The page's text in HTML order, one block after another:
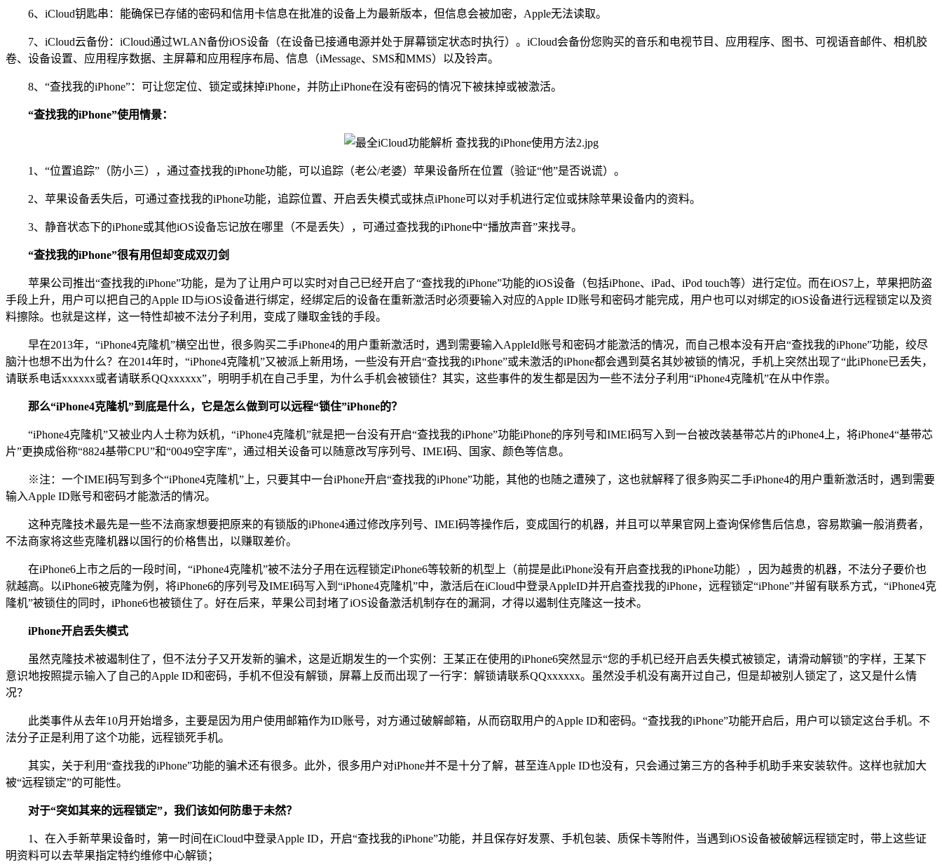
6、iCloud钥匙串：能确保已存储的密码和信用卡信息在批准的设备上为最新版本，但信息会被加密，Apple无法读取。
7、iCloud云备份：iCloud通过WLAN备份iOS设备（在设备已接通电源并处于屏幕锁定状态时执行）。iCloud会备份您购买的音乐和电视节目、应用程序、图书、可视语音邮件、相机胶
卷、设备设置、应用程序数据、主屏幕和应用程序布局、信息（iMessage、SMS和MMS）以及铃声。
8、“查找我的iPhone”：可让您定位、锁定或抹掉iPhone，并防止iPhone在没有密码的情况下被抹掉或被激活。
“查找我的iPhone”使用情景：
1、“位置追踪”（防小三），通过查找我的iPhone功能，可以追踪（老公/老婆）苹果设备所在位置（验证“他”是否说谎）。
2、苹果设备丢失后，可通过查找我的iPhone功能，追踪位置、开启丢失模式或抹点iPhone可以对手机进行定位或抹除苹果设备内的资料。
3、静音状态下的iPhone或其他iOS设备忘记放在哪里（不是丢失），可通过查找我的iPhone中“播放声音”来找寻。
“查找我的iPhone”很有用但却变成双刃剑
苹果公司推出“查找我的iPhone”功能，是为了让用户可以实时对自己已经开启了“查找我的iPhone”功能的iOS设备（包括iPhone、iPad、iPod touch等）进行定位。而在iOS7上，苹果把防盗
手段上升，用户可以把自己的Apple ID与iOS设备进行绑定，经绑定后的设备在重新激活时必须要输入对应的Apple ID账号和密码才能完成，用户也可以对绑定的iOS设备进行远程锁定以及资
料擦除。也就是这样，这一特性却被不法分子利用，变成了赚取金钱的手段。
早在2013年，“iPhone4克隆机”横空出世，很多购买二手iPhone4的用户重新激活时，遇到需要输入AppleId账号和密码才能激活的情况，而自己根本没有开启“查找我的iPhone”功能，绞尽
脑汁也想不出为什么？在2014年时，“iPhone4克隆机”又被派上新用场，一些没有开启“查找我的iPhone”或未激活的iPhone都会遇到莫名其妙被锁的情况，手机上突然出现了“此iPhone已丢失，
请联系电话xxxxxx或者请联系QQxxxxxx”，明明手机在自己手里，为什么手机会被锁住？其实，这些事件的发生都是因为一些不法分子利用“iPhone4克隆机”在从中作祟。
那么“iPhone4克隆机”到底是什么，它是怎么做到可以远程“锁住”iPhone的？
“iPhone4克隆机”又被业内人士称为妖机，“iPhone4克隆机”就是把一台没有开启“查找我的iPhone”功能iPhone的序列号和IMEI码写入到一台被改装基带芯片的iPhone4上，将iPhone4“基带芯
片”更换成俗称“8824基带CPU”和“0049空字库”，通过相关设备可以随意改写序列号、IMEI码、国家、颜色等信息。
※注：一个IMEI码写到多个“iPhone4克隆机”上，只要其中一台iPhone开启“查找我的iPhone”功能，其他的也随之遭殃了，这也就解释了很多购买二手iPhone4的用户重新激活时，遇到需要
输入Apple ID账号和密码才能激活的情况。
这种克隆技术最先是一些不法商家想要把原来的有锁版的iPhone4通过修改序列号、IMEI码等操作后，变成国行的机器，并且可以苹果官网上查询保修售后信息，容易欺骗一般消费者，
不法商家将这些克隆机器以国行的价格售出，以赚取差价。
在iPhone6上市之后的一段时间，“iPhone4克隆机”被不法分子用在远程锁定iPhone6等较新的机型上（前提是此iPhone没有开启查找我的iPhone功能），因为越贵的机器，不法分子要价也
就越高。以iPhone6被克隆为例，将iPhone6的序列号及IMEI码写入到“iPhone4克隆机”中，激活后在iCloud中登录AppleID并开启查找我的iPhone，远程锁定“iPhone”并留有联系方式，“iPhone4克
隆机”被锁住的同时，iPhone6也被锁住了。好在后来，苹果公司封堵了iOS设备激活机制存在的漏洞，才得以遏制住克隆这一技术。
iPhone开启丢失模式
虽然克隆技术被遏制住了，但不法分子又开发新的骗术，这是近期发生的一个实例：王某正在使用的iPhone6突然显示“您的手机已经开启丢失模式被锁定，请滑动解锁”的字样，王某下
意识地按照提示输入了自己的Apple ID和密码，手机不但没有解锁，屏幕上反而出现了一行字：解锁请联系QQxxxxxx。虽然没手机没有离开过自己，但是却被别人锁定了，这又是什么情
况？
此类事件从去年10月开始增多，主要是因为用户使用邮箱作为ID账号，对方通过破解邮箱，从而窃取用户的Apple ID和密码。“查找我的iPhone”功能开启后，用户可以锁定这台手机。不
法分子正是利用了这个功能，远程锁死手机。
其实，关于利用“查找我的iPhone”功能的骗术还有很多。此外，很多用户对iPhone并不是十分了解，甚至连Apple ID也没有，只会通过第三方的各种手机助手来安装软件。这样也就加大
被“远程锁定”的可能性。
对于“突如其来的远程锁定”，我们该如何防患于未然？
1、在入手新苹果设备时，第一时间在iCloud中登录Apple ID，开启“查找我的iPhone”功能，并且保存好发票、手机包装、质保卡等附件，当遇到iOS设备被破解远程锁定时，带上这些证
明资料可以去苹果指定特约维修中心解锁；